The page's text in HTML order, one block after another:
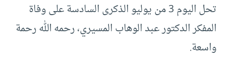
تحل اليوم 3 من يوليو الذكرى السادسة على وفاة
المفكر الدكتور عبد الوهاب المسيري، رحمه الله رحمة
واسعة.